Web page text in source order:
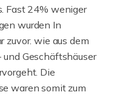
Fast 24% weniger
wurden In
zuvor. wie aus dem
Geschäftshäuser
Die
waren somit zum